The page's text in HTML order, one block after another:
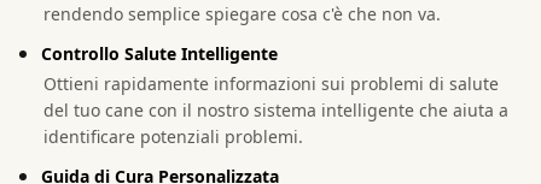
rendendo semplice spiegare cosa c'è che non va.
Controllo Salute Intelligente
Ottieni rapidamente informazioni sui problemi di salute
del tuo cane con il nostro sistema intelligente che aiuta a
identificare potenziali problemi.
Guida di Cura Personalizzata